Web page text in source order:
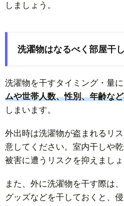
しましょう。
洗濯物はなるべく部屋干
洗濯物を干すタイミング・量
ムや世帯人数、性別、年齢な
しまいます。
外出時は洗濯物が盗まれるリ
意してください。室内干しや
被害に遭うリスクを抑えましょ
また、外に洗濯物を干す際は
グッズなどを干しておくと、